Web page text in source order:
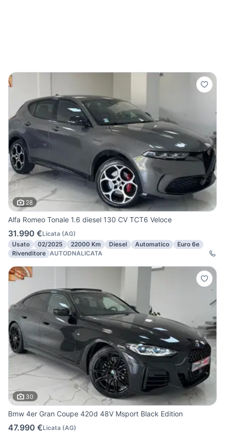
28
Alfa Romeo Tonale 1.6 diesel 130 CV TCT6 Veloce
31.990 €Licata (AG)
Usato
02/2025 22000 Km Diesel Automatico
Euro 6e
Rivenditore AUTODNALICATA
30
Bmw 4er Gran Coupe 420d 48V Msport Black Edition
47.990 €Licata (AG)